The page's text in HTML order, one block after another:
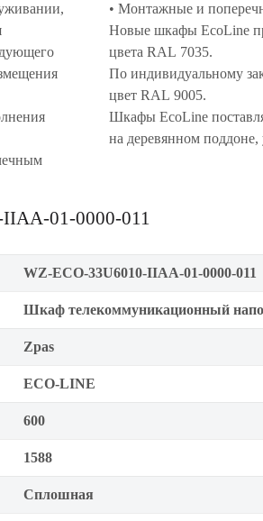
• Монтажные и
Новые шкафы EcoLine
цвета RAL 7035.
По индивидуальному
цвет RAL 9005.
Шкафы EcoLine
на деревянном
IIAA-01-0000-011
WZ-ECO-33U6010-IIAA-01-0000-011
Шкаф телекоммуникационный
Zpas
ECO-LINE
600
1588
Сплошная